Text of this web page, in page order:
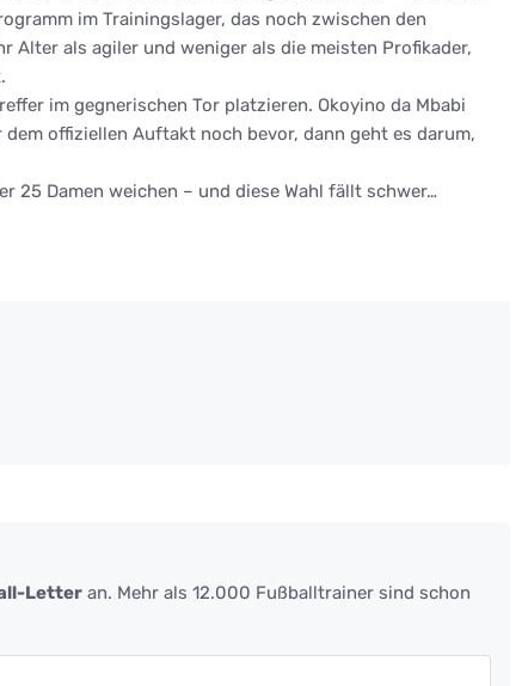
im Trainingslager, das noch zwischen den
Alter als agiler und weniger als die meisten Profikader,
im gegnerischen Tor platzieren. Okoyino da Mbabi
offiziellen Auftakt noch bevor, dann geht es darum,
25 Damen weichen – und diese Wahl fällt schwer…
Letter an. Mehr als 12.000 Fußballtrainer sind schon